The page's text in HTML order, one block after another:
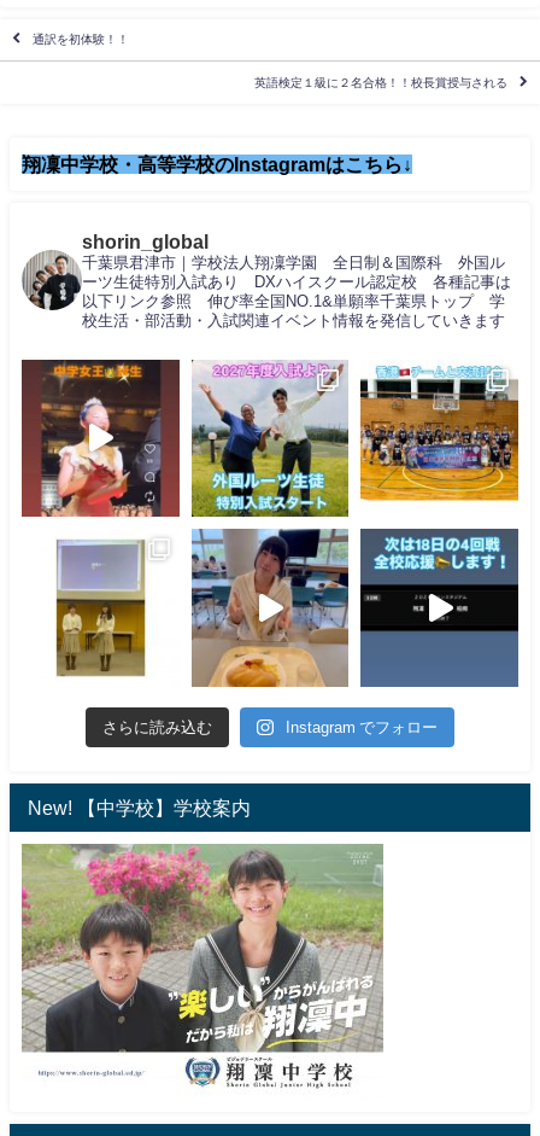
通訳を初体験！！
英語検定１級に２名合格！！校長賞授与される
翔凜中学校・高等学校のInstagramはこちら↓
shorin_global
千葉県君津市｜学校法人翔凜学園 全日制＆国際科 外国ル
ーツ生徒特別入試あり DXハイスクール認定校 各種記事は
以下リンク参照 伸び率全国NO.1&単願率千葉県トップ 学
校生活・部活動・入試関連イベント情報を発信していきます
さらに読み込む Instagram でフォロー
New! 【中学校】学校案内